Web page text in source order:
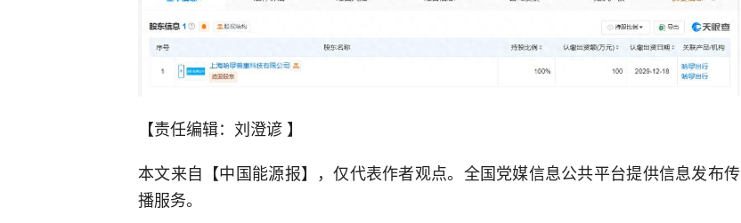
【责任编辑：刘澄谚 】
本文来自【中国能源报】，仅代表作者观点。全国党媒信息公共平台提供信息发布传
播服务。